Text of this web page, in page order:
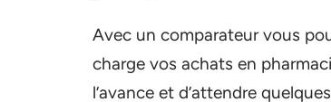
Avec un comparateur vous
charge vos achats en
l’avance et d’attendre